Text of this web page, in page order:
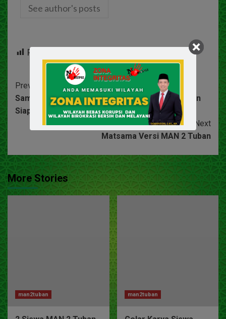
See author's posts
Post Views:
Previous
Sambut Tahun Pelajaran 2023/2024 MAN 2 Tuban
Siapkan Program-Program Unggulan Terbaru.
Next
Matsama Versi MAN 2 Tuban
More Stories
man2tuban man2tuban